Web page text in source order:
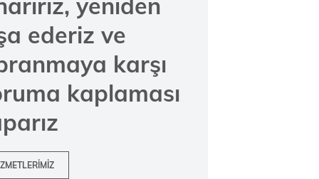
ederiz ve
karşı
kaplaması